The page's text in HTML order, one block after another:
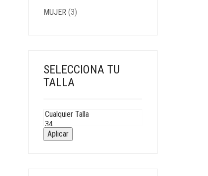
MUJER (3)
SELECCIONA TU
TALLA
Aplicar